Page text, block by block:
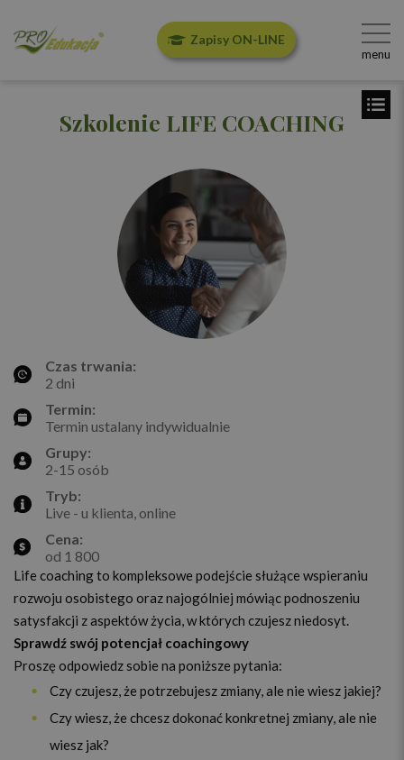
Zapisy ON-LINE
menu
Szkolenie LIFE COACHING
Czas trwania:
2 dni
Termin:
Termin ustalany indywidualnie
Grupy:
2-15 osób
Tryb:
Live - u klienta, online
Cena:
od 1 800
Life coaching to kompleksowe podejście służące wspieraniu
rozwoju osobistego oraz najogólniej mówiąc podnoszeniu
satysfakcji z aspektów życia, w których czujesz niedosyt.
Sprawdź swój potencjał coachingowy
Proszę odpowiedz sobie na poniższe pytania:
Czy czujesz, że potrzebujesz zmiany, ale nie wiesz jakiej?
Czy wiesz, że chcesz dokonać konkretnej zmiany, ale nie
wiesz jak?